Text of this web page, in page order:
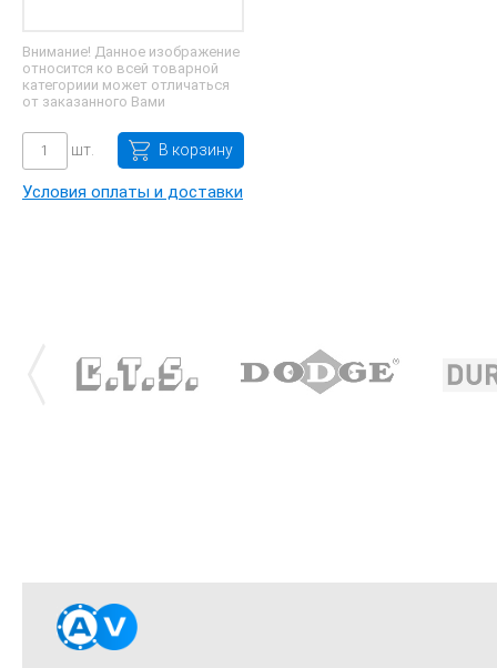
Внимание! Данное изображение
относится ко всей товарной
категориии может отличаться
от заказанного Вами
шт. В корзину
Условия оплаты и доставки